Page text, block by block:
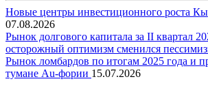
Новые центры инвестиционного роста
07.08.2026
Рынок долгового капитала за II квартал
осторожный оптимизм сменился
Рынок ломбардов по итогам 2025 года и
тумане Au-фории 15.07.2026